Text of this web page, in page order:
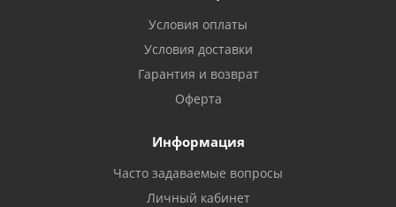
Условия оплаты
Условия доставки
Гарантия и возврат
Оферта
Информация
Часто задаваемые вопросы
Личный кабинет